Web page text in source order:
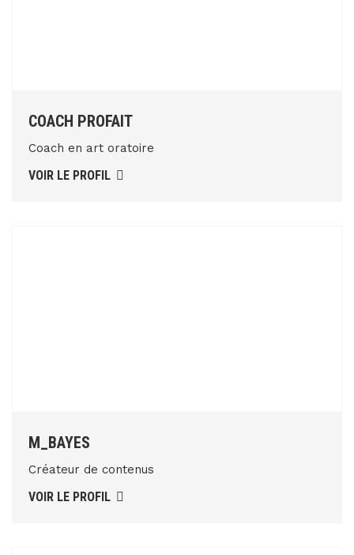
COACH PROFAIT
Coach en art oratoire
VOIR LE PROFIL
M_BAYES
Créateur de contenus
VOIR LE PROFIL